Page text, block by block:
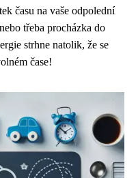
času na vaše odpolední
třeba procházka do
strhne natolik, že se
čase!